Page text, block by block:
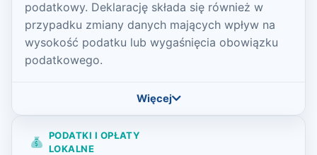
podatkowy. Deklarację składa się również w
przypadku zmiany danych mających wpływ na
wysokość podatku lub wygaśnięcia obowiązku
podatkowego.
Więcej
PODATKI I OPŁATY
LOKALNE